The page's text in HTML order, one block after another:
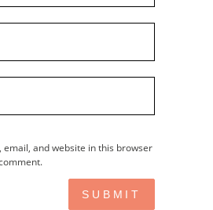
email, and website in this browser